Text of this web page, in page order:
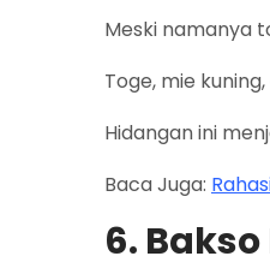
Meski namanya
Toge, mie
Hidangan ini
Baca Juga:
6.